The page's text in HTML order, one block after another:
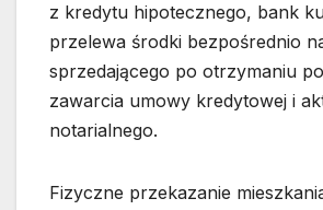
z kredytu hipotecznego, bank
przelewa środki bezpośrednio
sprzedającego po otrzymaniu
zawarcia umowy kredytowej i
notarialnego.
Fizyczne przekazanie